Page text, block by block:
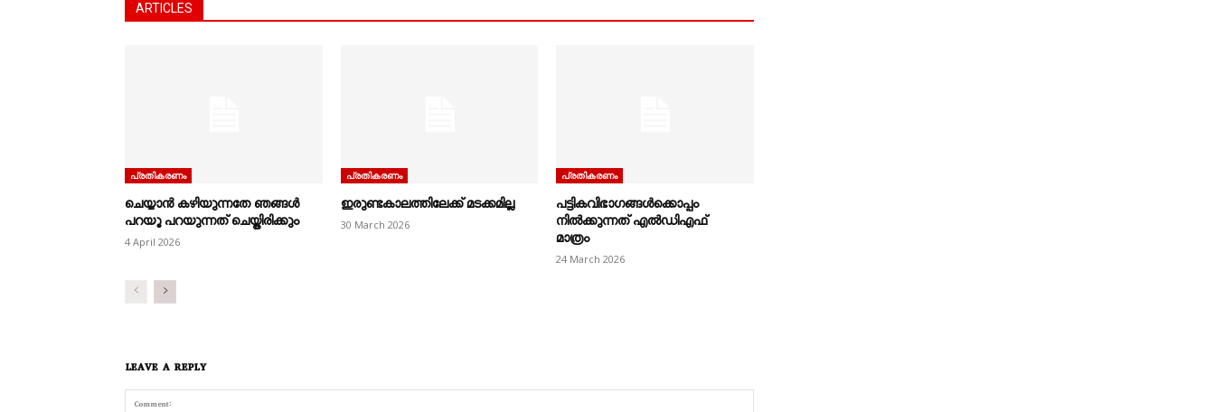
ARTICLES
പ്രതികരണം
ചെയ്യാൻ കഴിയുന്നതേ ഞങ്ങൾ
പറയൂ പറയുന്നത് ചെയ്തിരിക്കും
4 April 2026
പ്രതികരണം
ഇരുണ്ടകാലത്തിലേക്ക് മടക്കമില്ല
30 March 2026
പ്രതികരണം
പട്ടികവിഭാഗങ്ങൾക്കൊപ്പം
നിൽക്കുന്നത് എൽഡിഎഫ്
മാത്രം
24 March 2026
LEAVE A REPLY